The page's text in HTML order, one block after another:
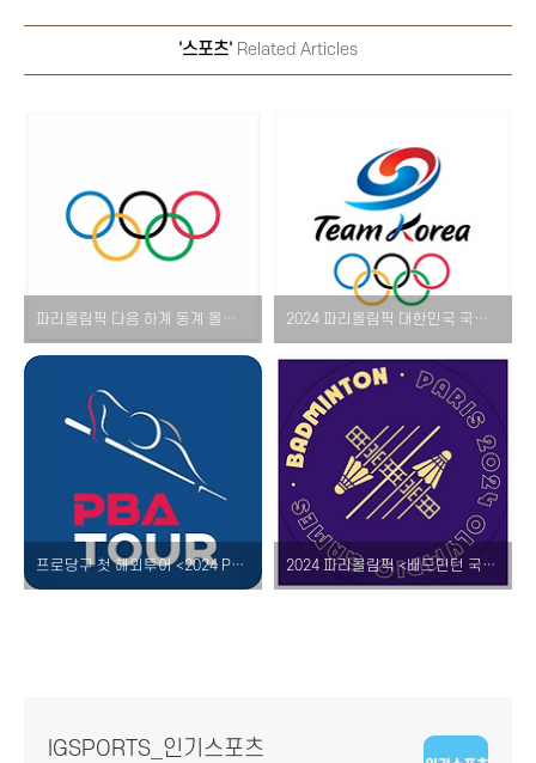
'스포츠' Related Articles
파리올림픽 다음 하계 동계 올림픽 개최지와 주요 국제대회는 언제 어디서? 2024 파리올림픽 대한민국 국가대표 선수단 출국 일정 및 출전 현황!
프로당구 첫 해외투어 <2024 PBA-LPBA 에스와이 바자르 하노이 오픈> 국내 예선 결과! 2024 파리올림픽 <배드민턴 국가대표> 남자 여자 단식 혼합 복식 출전 선수 명단 소개!
IGSPORTS_인기스포츠